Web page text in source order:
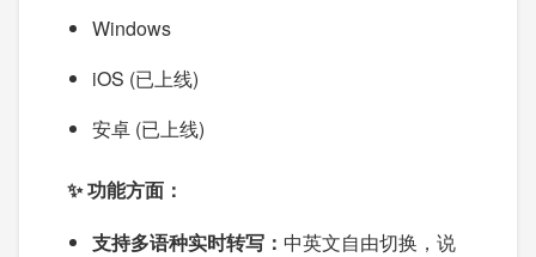
Windows
iOS (已上线)
安卓 (已上线)
✨ 功能方面：
支持多语种实时转写： 中英文自由切换，说